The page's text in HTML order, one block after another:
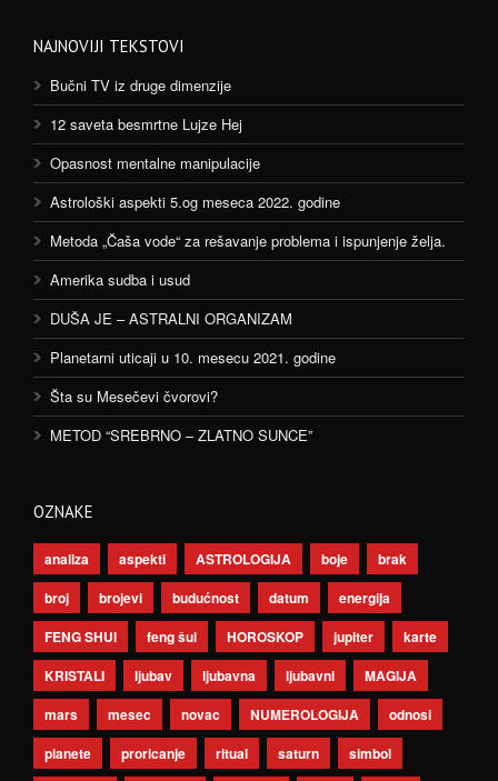
NAJNOVIJI TEKSTOVI
Bučni TV iz druge dimenzije
12 saveta besmrtne Lujze Hej
Opasnost mentalne manipulacije
Astrološki aspekti 5.og meseca 2022. godine
Metoda „Čaša vode“ za rešavanje problema i ispunjenje želja.
Amerika sudba i usud
DUŠA JE – ASTRALNI ORGANIZAM
Planetarni uticaji u 10. mesecu 2021. godine
Šta su Mesečevi čvorovi?
METOD “SREBRNO – ZLATNO SUNCE”
OZNAKE
analiza aspekti ASTROLOGIJA boje
brak
broj
brojevi budućnost datum
energija
FENG SHUI
feng šui HOROSKOP jupiter
karte
KRISTALI
ljubav ljubavna ljubavni
MAGIJA
mars
mesec novac NUMEROLOGIJA
odnosi
planete
proricanje ritual saturn simbol